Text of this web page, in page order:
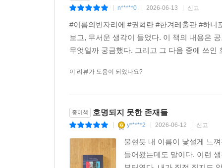
n*****0 2026-06-13 신고
#이름의빈자리에 #권혁란 #한겨레출판 #하
보고, 무서운 생각이 들었다. 이 책의 내용은
무엇일까 궁금했다. 그리고 그 다음 중에 쓰
이 리뷰가 도움이 되었나요?
종이책 호명되지 못한 존재들
y*****2 2026-06-12 신고
불현듯 내 이름이 낯설게 느
들어왔는데도 말이다. 이런